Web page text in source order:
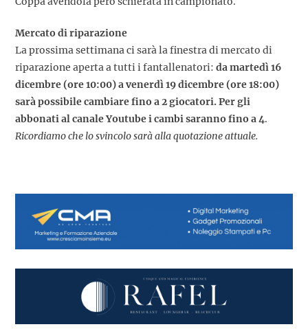
Mercato di riparazione
La prossima settimana ci sarà la finestra di mercato di
riparazione aperta a tutti i fantallenatori: da martedì 16
dicembre (ore 10:00) a venerdì 19 dicembre (ore 18:00)
sarà possibile cambiare fino a 2 giocatori.Per gli
abbonati al canale Youtube i cambi saranno fino a 4.
Ricordiamo che lo svincolo sarà alla quotazione attuale.